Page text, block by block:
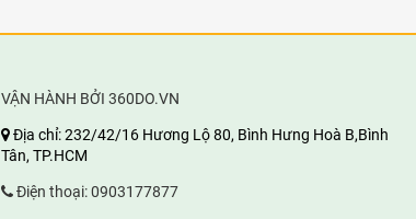
VẬN HÀNH BỞI 360DO.VN
Địa chỉ:232/42/16 Hương Lộ 80, Bình Hưng Hoà B,Bình
Tân, TP.HCM
Điện thoại:0903177877